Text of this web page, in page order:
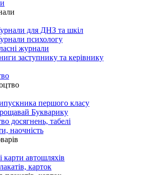
для ДНЗ та шкіл
психологу
журнали
заступнику та керівнику
першого класу
Букварику
досягнень, табелі
наочність
карти автошляхів
карток